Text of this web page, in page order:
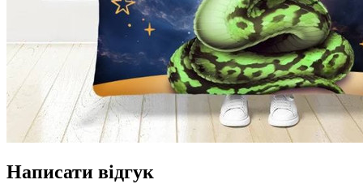
Написати відгук